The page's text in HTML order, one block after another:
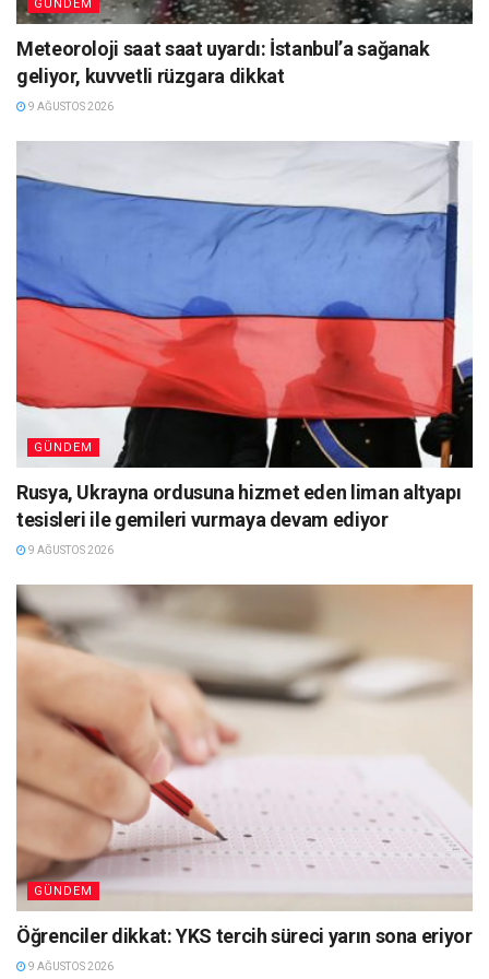
GÜNDEM
Meteoroloji saat saat uyardı: İstanbul’a sağanak
geliyor, kuvvetli rüzgara dikkat
9 AĞUSTOS 2026
GÜNDEM
Rusya, Ukrayna ordusuna hizmet eden liman altyapı
tesisleri ile gemileri vurmaya devam ediyor
9 AĞUSTOS 2026
GÜNDEM
Öğrenciler dikkat: YKS tercih süreci yarın sona eriyor
9 AĞUSTOS 2026